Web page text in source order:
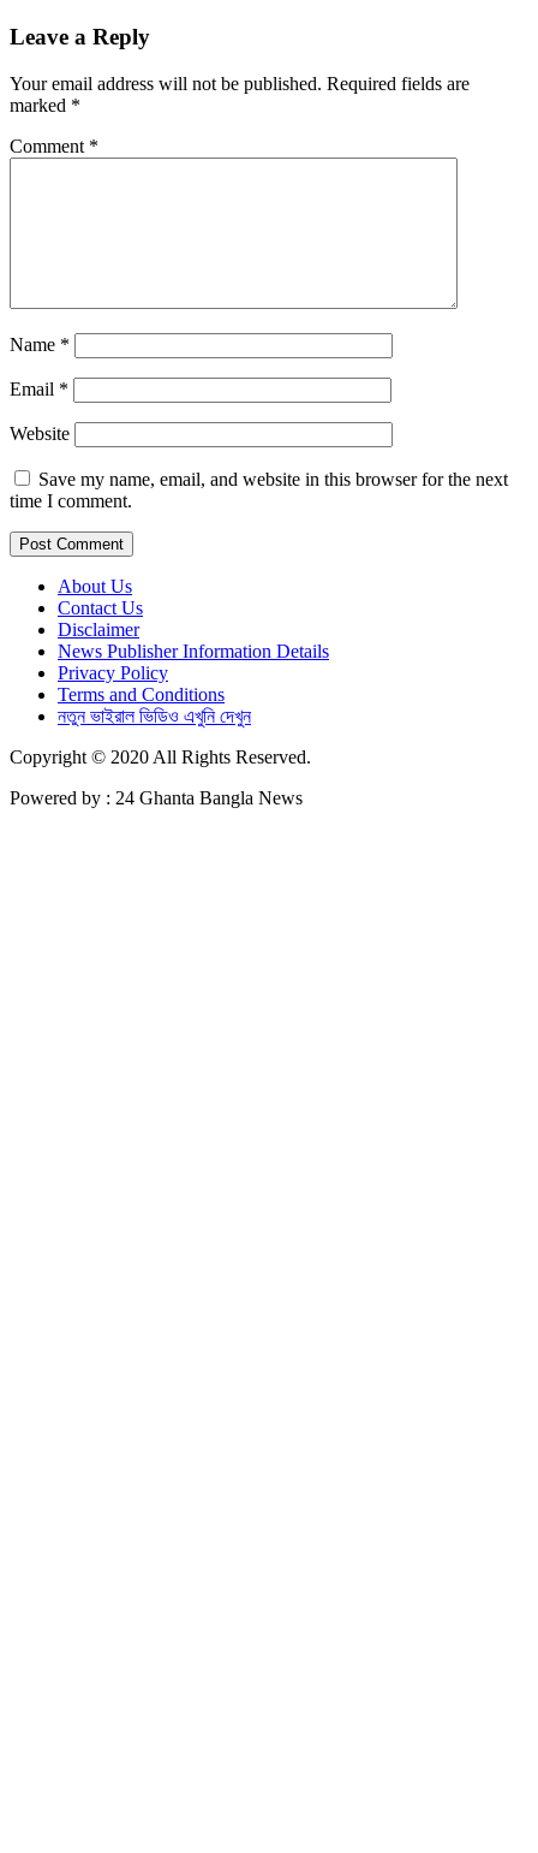
Leave a Reply
Your email address will not be published. Required fields are
marked *
Comment *
Name *
Email *
Website
Save my name, email, and website in this browser for the next
time I comment.
About Us
Contact Us
Disclaimer
News Publisher Information Details
Privacy Policy
Terms and Conditions
নতুন ভাইরাল ভিডিও এখুনি দেখুন
Copyright © 2020 All Rights Reserved.
Powered by : 24 Ghanta Bangla News